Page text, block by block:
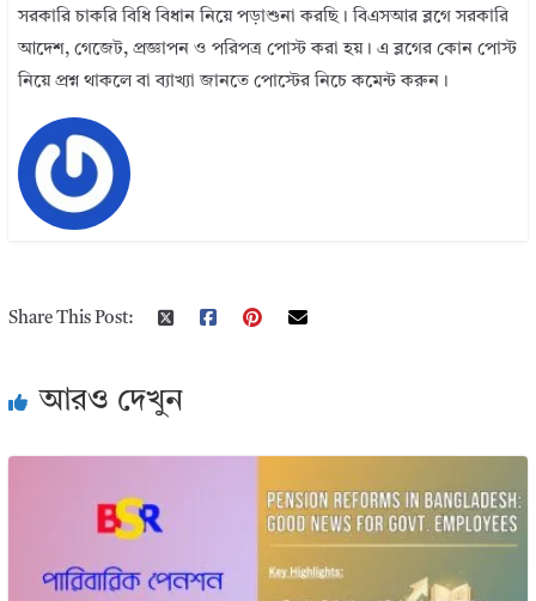
সরকারি চাকরি বিধি বিধান নিয়ে পড়াশুনা করছি। বিএসআর ব্লগে সরকারি
আদেশ, গেজেট, প্রজ্ঞাপন ও পরিপত্র পোস্ট করা হয়। এ ব্লগের কোন পোস্ট
নিয়ে প্রশ্ন থাকলে বা ব্যাখ্যা জানতে পোস্টের নিচে কমেন্ট করুন।
Share This Post:
আরও দেখুন